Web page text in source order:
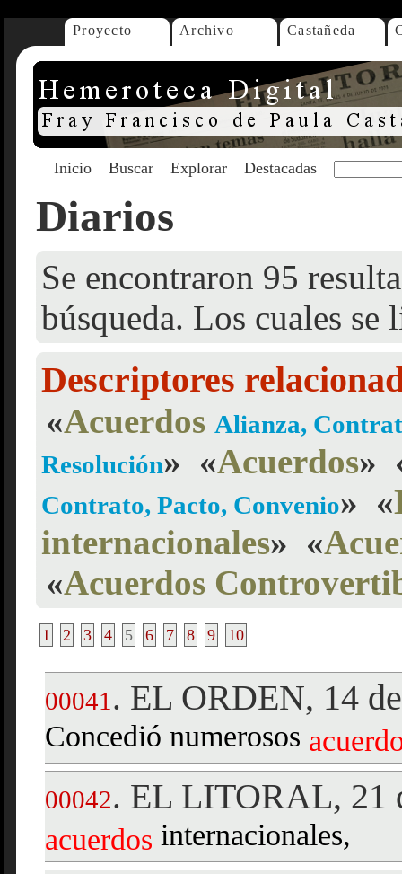
Proyecto Archivo Castañeda
Inicio Buscar Explorar Destacadas
Diarios
Se encontraron 95
búsqueda. Los cuales se
Descriptores
«Acuerdos Alianza,
Resolución» «Acuerdos»
Contrato, Pacto, Convenio» «
internacionales» «
«Acuerdos
1 2 3 4 5 6 7 8 9 10
00041 . EL ORDEN, 14
Concedió numerosos
00042. EL LITORAL, 21
acuerdos internacionales,